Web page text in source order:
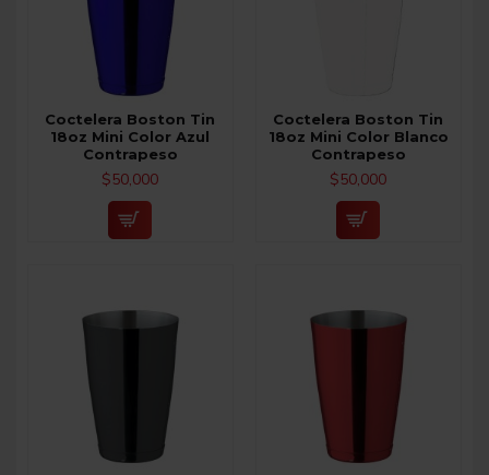
Coctelera Boston Tin
18oz Mini Color Azul
Contrapeso
$50,000
Coctelera Boston Tin
18oz Mini Color Blanco
Contrapeso
$50,000